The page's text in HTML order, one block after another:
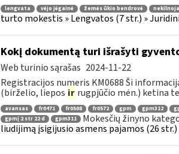
lengvata vėjo jėgainė žemės ūkio bendrovė
turto mokestis » Lengvatos (7 str.) »
Kokį dokumentą turi išrašyti
Web turinio sąrašas 2024-11-22
Registracijos numeris KM0688 Ši
(birželio, liepos ir rugpjūčio mėn.) ketina
avansas fr0471 fr0508 fr0572 gpm gpm312
gpmį 2 str 22 d
gpm311 Mokesčių žinyno
liudijimą įsigijusio asmens pajamos (26